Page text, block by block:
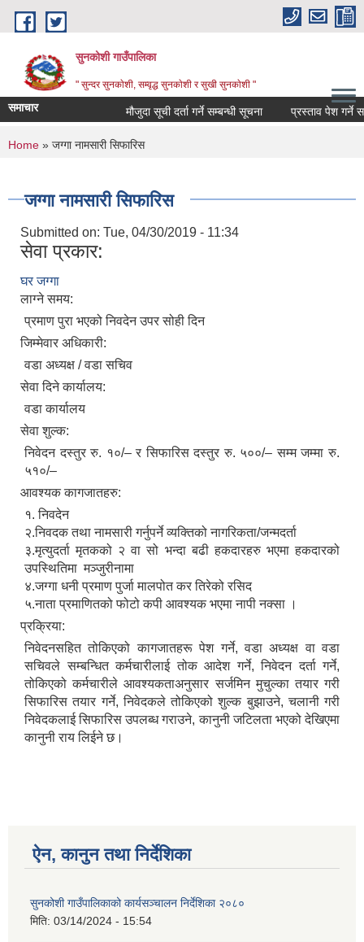
Skip to main content
सुनकोशी गाउँपालिका
" सुन्दर सुनकाेशी, सम्वृद्ध सुनकाेशी र सुखी सुनकाेशी "
समाचार मौजुदा सूची दर्ता गर्ने सम्बन्धी सूचना प्रस्ताव पेश गर्ने
You are here
Home » जग्गा नामसारी सिफारिस
जग्गा नामसारी सिफारिस
Submitted on: Tue, 04/30/2019 - 11:34
सेवा प्रकार:
घर जग्गा
लाग्ने समय:
प्रमाण पुरा भएको निवदेन उपर सोही दिन
जिम्मेवार अधिकारी:
वडा अध्यक्ष / वडा सचिव
सेवा दिने कार्यालय:
वडा कार्यालय
सेवा शुल्क:
निवेदन दस्तुर रु. १०/– र सिफारिस दस्तुर रु. ५००/– सम्म जम्मा रु.
५१०/–
आवश्यक कागजातहरु:
१. निवदेन
२.निवदक तथा नामसारी गर्नुपर्ने व्यक्तिको नागरिकता/जन्मदर्ता
३.मृत्युदर्ता मृतकको २ वा सो भन्दा बढी हकदारहरु भएमा हकदारको
उपस्थितिमा मञ्जुरीनामा
४.जग्गा धनी प्रमाण पुर्जा मालपोत कर तिरेको रसिद
५.नाता प्रमाणितको फोटो कपी आवश्यक भएमा नापी नक्सा ।
प्रक्रिया:
निवेदनसहित तोकिएको कागजातहरू पेश गर्ने, वडा अध्यक्ष वा वडा
सचिवले सम्बन्धित कर्मचारीलाई तोक आदेश गर्ने, निवेदन दर्ता गर्ने,
तोकिएको कर्मचारीले आवश्यकताअनुसार सर्जमिन मुचुल्का तयार गरी
सिफारिस तयार गर्ने, निवेदकले तोकिएको शुल्क बुझाउने, चलानी गरी
निवेदकलाई सिफारिस उपलब्ध गराउने, कानुनी जटिलता भएको देखिएमा
कानुनी राय लिईने छ।
ऐन, कानुन तथा निर्देशिका
सुनकोशी गाउँपालिकाको कार्यसञ्चालन निर्देशिका २०८०
मिति: 03/14/2024 - 15:54